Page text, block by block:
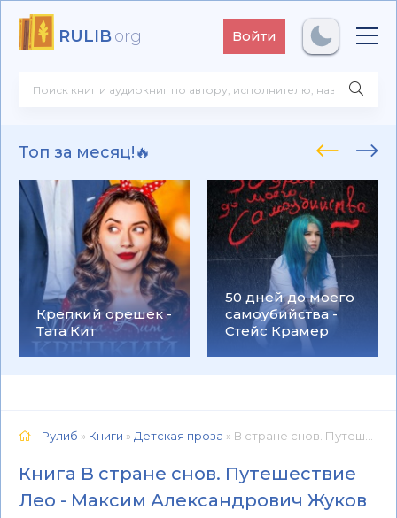
RULIB.org Войти
Топ за месяц!🔥
Крепкий орешек -
Тата Кит
50 дней до моего
самоубийства -
Стейс Крамер
Рулиб » Книги » Детская проза » В стране снов. Путешествие Лео - Максим Александрович Жуков 📕 - Книга онлайн бесплатно
Книга В стране снов. Путешествие
Лео - Максим Александрович Жуков